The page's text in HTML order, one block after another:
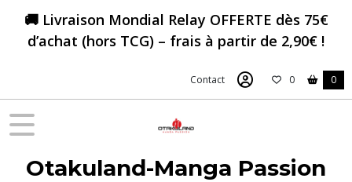
🚚 Livraison Mondial Relay OFFERTE dès 75€
d’achat (hors TCG) – frais à partir de 2,90€ !
Contact 0 0
Otakuland-Manga Passion